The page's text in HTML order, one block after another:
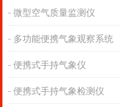
微型空气质量监测仪
多功能便携气象观察系统
便携式手持气象仪
便携式手持气象检测仪